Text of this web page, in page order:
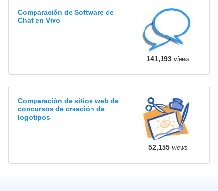
Comparación de Software de
Chat en Vivo
141,193views
Comparación de sitios web de
concursos de creación de
logotipos
52,155views